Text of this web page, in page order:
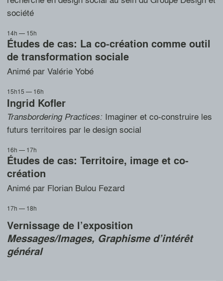
société
14h — 15h
Études de cas: La co-création comme outil
de transformation sociale
Animé par Valérie Yobé
15h15 — 16h
Ingrid Kofler
Transbordering Practices: Imaginer et co-construire les
futurs territoires par le design social
16h — 17h
Études de cas: Territoire, image et co-
création
Animé par Florian Bulou Fezard
17h — 18h
Vernissage de l’exposition
Messages/Images, Graphisme d’intérêt
général